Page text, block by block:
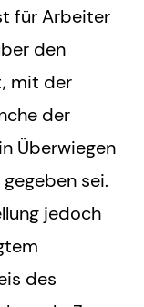
für Arbeiter
den
mit der
der
Überwiegen
sei.
jedoch
des